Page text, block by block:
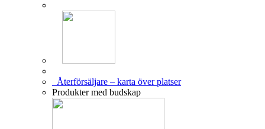
Återförsäljare – karta över platser
Produkter med budskap